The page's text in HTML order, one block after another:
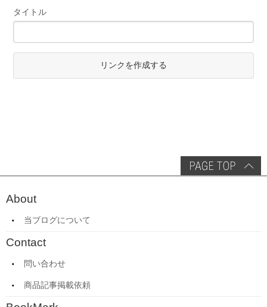
タイトル
リンクを作成する
About
当ブログについて
Contact
問い合わせ
商品記事掲載依頼